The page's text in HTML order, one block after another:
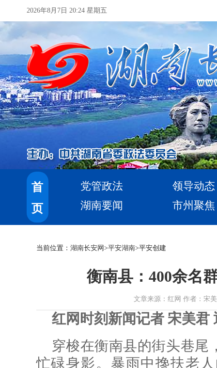
2026年8月7日 20:24 星期五
首
页
党管政法
领导动态
湖南要闻
市州聚焦
当前位置： 湖南长安网 >平安湖南>平安创建
衡南县：400余名
文章来源：红网 作者：宋
红网时刻新闻记者 宋美君
穿梭在衡南县的街头巷尾
忙碌身影。暴雨中搀扶老